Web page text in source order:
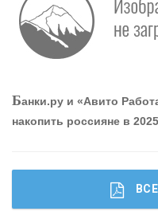
Работа мечты. Что
привлечь и
Банки.ру и «Авито
накопить россияне в